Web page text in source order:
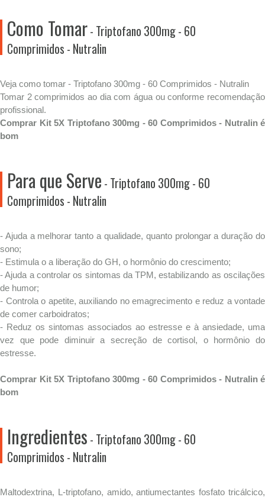
Como Tomar- Triptofano 300mg - 60
Comprimidos - Nutralin
Veja como tomar - Triptofano 300mg - 60 Comprimidos - Nutralin
Tomar 2 comprimidos ao dia com água ou conforme recomendação
profissional.
Comprar Kit 5X Triptofano 300mg - 60 Comprimidos - Nutralin é
bom
Para que Serve - Triptofano 300mg - 60
Comprimidos - Nutralin
- Ajuda a melhorar tanto a qualidade, quanto prolongar a duração do
sono;
- Estimula o a liberação do GH, o hormônio do crescimento;
- Ajuda a controlar os sintomas da TPM, estabilizando as oscilações
de humor;
- Controla o apetite, auxiliando no emagrecimento e reduz a vontade
de comer carboidratos;
- Reduz os sintomas associados ao estresse e à ansiedade, uma
vez que pode diminuir a secreção de cortisol, o hormônio do
estresse.
Comprar Kit 5X Triptofano 300mg - 60 Comprimidos - Nutralin é
bom
Ingredientes - Triptofano 300mg - 60
Comprimidos - Nutralin
Maltodextrina, L-triptofano, amido, antiumectantes fosfato tricálcico,